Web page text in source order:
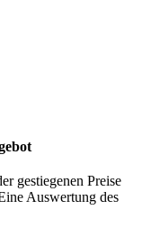
gestiegenen Preise
Auswertung des